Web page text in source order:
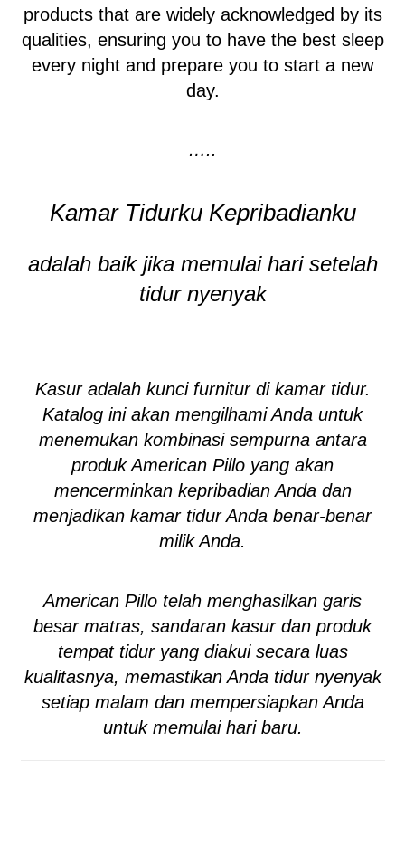
products that are widely acknowledged by its
qualities, ensuring you to have the best sleep
every night and prepare you to start a new
day.
…..
Kamar Tidurku Kepribadianku
adalah baik jika memulai hari setelah
tidur nyenyak
Kasur adalah kunci furnitur di kamar tidur.
Katalog ini akan mengilhami Anda untuk
menemukan kombinasi sempurna antara
produk American Pillo yang akan
mencerminkan kepribadian Anda dan
menjadikan kamar tidur Anda benar-benar
milik Anda.
American Pillo telah menghasilkan garis
besar matras, sandaran kasur dan produk
tempat tidur yang diakui secara luas
kualitasnya, memastikan Anda tidur nyenyak
setiap malam dan mempersiapkan Anda
untuk memulai hari baru.